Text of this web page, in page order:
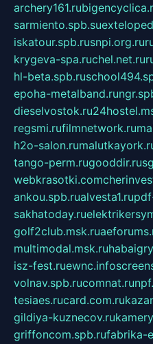
archery161.ru
sarmiento.spb.su
iskatour.spb.rusnpi.org.ru
krygeva-spa.ruchel.net.ru
hl-beta.spb.ru
epoha-metalband.ru
dieselvostok.ru
regsmi.rufilmnetwork.ru
h2o-salon.ru
tango-perm.rugooddir.ru
webkrasotki.com
ankou.spb.rualvesta1.ru
sakhatoday.ru
golf2club.msk.ru
multimodal.msk.ru
isz-fest.ruewnc.info
volnav.spb.rucomnat.ru
tesiaes.rucard.com.ru
gildiya-kuznecov.ru
griffoncom.spb.rufabrika-